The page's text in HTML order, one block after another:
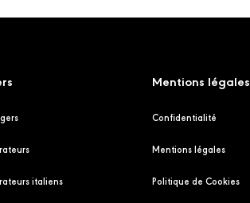
italiens
Mentions légales
Confidentialité
Mentions légales
Politique de Cookies